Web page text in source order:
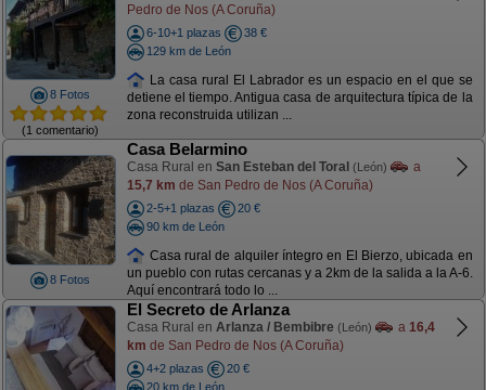
8 Fotos
(1 comentario)
Pedro de Nos (A Coruña)
6-10+1 plazas
38 €
129 km de León
La casa rural El Labrador es un espacio en el que se
detiene el tiempo. Antigua casa de arquitectura típica de la
zona reconstruida utilizan ...
8 Fotos
Casa Belarmino
Casa Rural en San Esteban del Toral (León)
a
15,7 km de San Pedro de Nos (A Coruña)
2-5+1 plazas
20 €
90 km de León
Casa rural de alquiler íntegro en El Bierzo, ubicada en
un pueblo con rutas cercanas y a 2km de la salida a la A-6.
Aquí encontrará todo lo ...
El Secreto de Arlanza
Casa Rural en Arlanza / Bembibre (León) a 16,4
km de San Pedro de Nos (A Coruña)
4+2 plazas
20 €
20 km de León